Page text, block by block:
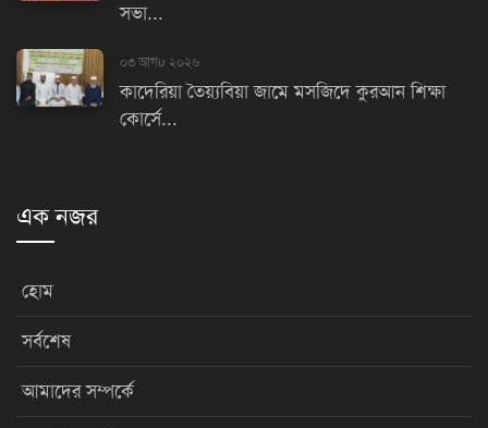
সভা...
০৩ আগu ২০২৬
কাদেরিয়া তৈয়্যবিয়া জামে মসজিদে কুরআন শিক্ষা
কোর্সে...
এক নজর
হোম
সর্বশেষ
আমাদের সম্পর্কে